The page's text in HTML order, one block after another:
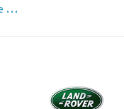
V
er coches de alquiler de Audi